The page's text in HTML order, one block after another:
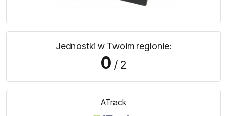
Jednostki w Twoim regionie:
0 / 2
ATrack